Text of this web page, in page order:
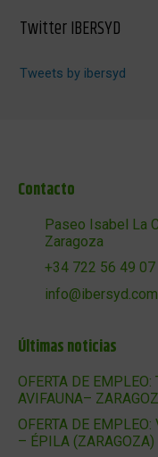
Twitter IBERSYD
Tweets by ibersyd
Contacto
Paseo Isabel La
Zaragoza
+34 722 56 49 07
info@ibersyd.com
Últimas noticias
OFERTA DE
AVIFAUNA–
OFERTA DE
– ÉPILA (ZARAGOZA)